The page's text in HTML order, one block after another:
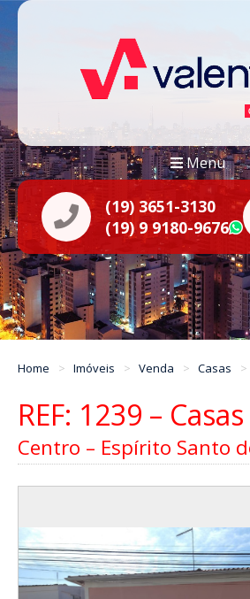
Menu
(19) 3651-3130
(19) 9 9180-9676
Home Imóveis Venda Casas
REF: 1239 – Casas
Centro – Espírito Santo